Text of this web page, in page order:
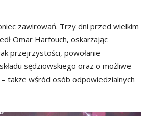
zawirowań. Trzy dni przed wielkim
Omar Harfouch, oskarżając
przejrzystości, powołanie
sędziowskiego oraz o możliwe
także wśród osób odpowiedzialnych